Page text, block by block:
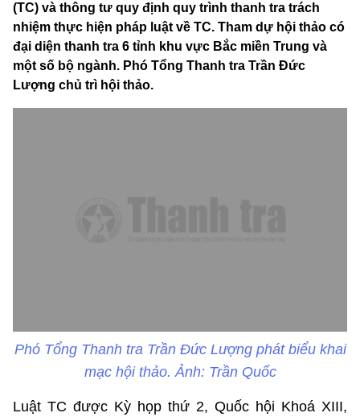
(TC) và thông tư quy định quy trình thanh tra trách
nhiệm thực hiện pháp luật về TC. Tham dự hội thảo có
đại diện thanh tra 6 tỉnh khu vực Bắc miền Trung và
một số bộ ngành. Phó Tổng Thanh tra Trần Đức
Lượng chủ trì hội thảo.
Phó Tổng Thanh tra Trần Đức Lượng phát biểu khai
mạc hội thảo. Ảnh: Trần Quốc
Luật TC được Kỳ họp thứ 2, Quốc hội Khoá XIII,